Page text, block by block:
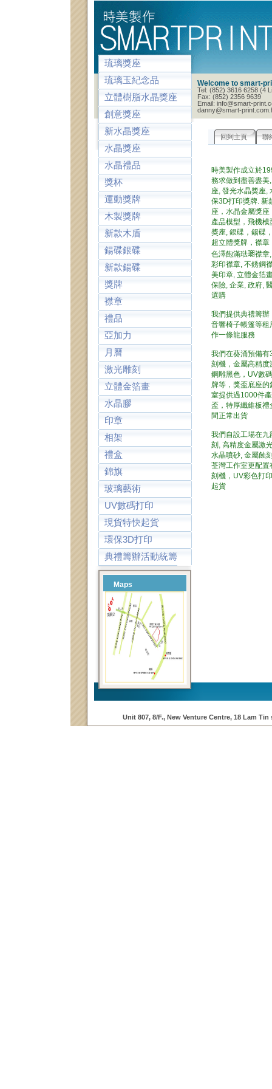
琉璃獎座
琉璃玉紀念品
立體樹脂水晶獎座
創意獎座
新水晶獎座
水晶獎座
水晶禮品
獎杯
運動獎牌
木製獎牌
新款木盾
鍚碟銀碟
新款鍚碟
獎牌
襟章
禮品
亞加力
月曆
激光雕刻
立體金箔畫
水晶膠
印章
相架
禮盒
錦旗
玻璃藝術
UV數碼打印
現貨特快起貨
環保3D打印
典禮籌辦活動統籌
Maps
Welcome to smart-
Tel: (852) 3616 6258 (4
Fax: (852) 2356 9639
Email: info@smart-
danny@smart-
回到主頁 聯
時美製作成立於
務求做到盡善盡美
座, 發光水晶獎座,
保3D打印獎牌. 新
座，水晶金屬獎
產品模型，飛機
獎座, 銀碟，鍚碟
超立體獎牌，襟
色澤飽滿琺𤨡襟章
彩印襟章, 不銹鋼
美印章, 立體金箔
保險, 企業, 政府,
選購
我們提供典禮籌
音響椅子帳篷等
作一條龍服務
我們在葵涌預備
刻機，金屬高精
鋼雕黑色，UV數
牌等，獎盃底座
室提供過1000件
盃，特厚纖維板
間正常出貨
我們自設工場在九
刻, 高精度金屬激
水晶噴砂, 金屬蝕
荃灣工作室更配
刻機，UV彩色打
起貨
Unit 807, 8/F., New Venture Centre, 18 Lam